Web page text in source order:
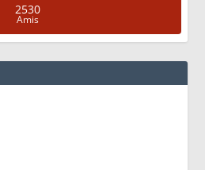
2530
Amis